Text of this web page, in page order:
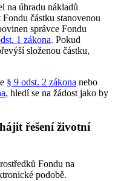
na úhradu nákladů
částku stanovenou
správce Fondu
1 zákona. Pokud
složenou částku,
§ 9 odst. 2 zákona nebo
, hledí se na žádost jako by
řešení životní
Fondu na
podobě.